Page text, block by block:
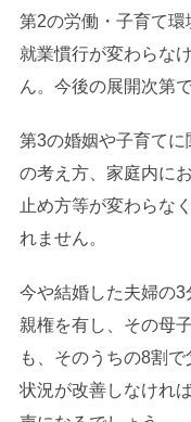
第2の労働・子育て
就業慣行が変わらな
ん。今後の展開次第で
第3の婚姻や子育て
の考え方、家庭内に
止め方等が変わらな
れません。
今や結婚した夫婦の
親権を有し、その母
も、そのうちの8割
状況が改善しなけれ